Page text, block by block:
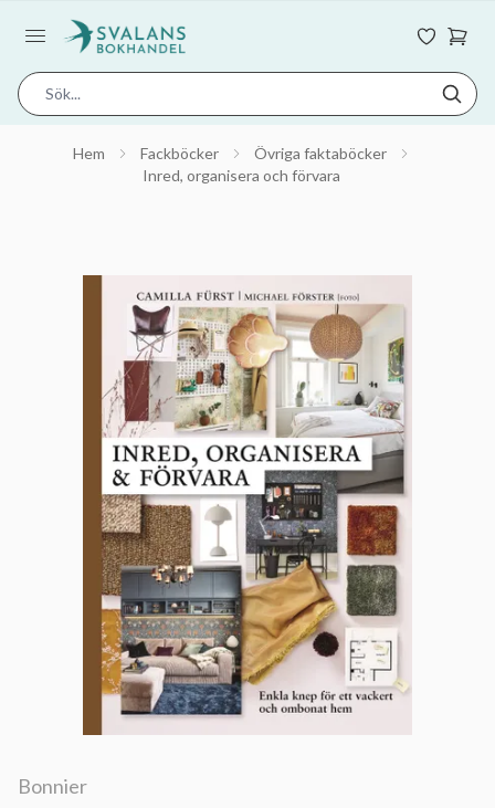
Hem Fackböcker
Övriga faktaböcker
Inred, organisera och förvara
Bonnier